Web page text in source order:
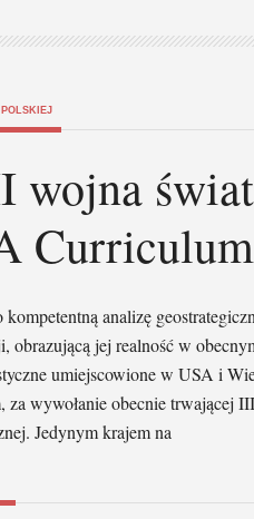
wojna
kompetentną analizę
obrazującą jej realność w
umiejscowione w USA i
za wywołanie obecnie trwającej
Jedynym krajem na